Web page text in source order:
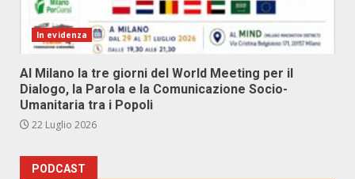
In evidenza
Al Milano la tre giorni del World Meeting per il
Dialogo, la Parola e la Comunicazione Socio-
Umanitaria tra i Popoli
22 Luglio 2026
PODCAST